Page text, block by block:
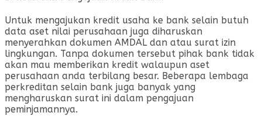
Untuk mengajukan kredit usaha ke bank selain butuh
data aset nilai perusahaan juga diharuskan
menyerahkan dokumen AMDAL dan atau surat izin
lingkungan. Tanpa dokumen tersebut pihak bank tidak
akan mau memberikan kredit walaupun aset
perusahaan anda terbilang besar. Beberapa lembaga
perkreditan selain bank juga banyak yang
mengharuskan surat ini dalam pengajuan
peminjamannya.